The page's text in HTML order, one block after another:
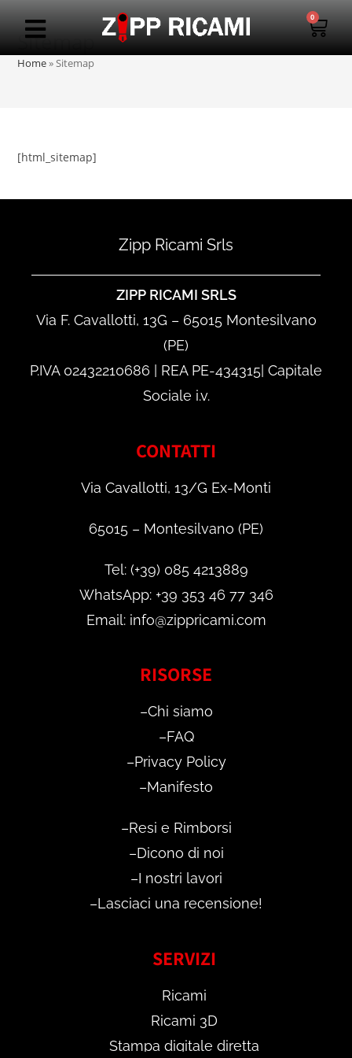
0
Sitemap
Home»Sitemap
[html_sitemap]
Zipp Ricami Srls
ZIPP RICAMI SRLS
Via F. Cavallotti, 13G – 65015 Montesilvano
(PE)
P.IVA 02432210686 | REA PE-434315| Capitale
Sociale i.v.
CONTATTI
Via Cavallotti, 13/G Ex-Monti
65015 – Montesilvano (PE)
Tel: (+39) 085 4213889
WhatsApp: +39 353 46 77 346
Email: info@zippricami.com
RISORSE
–Chi siamo
–FAQ
–Privacy Policy
–Manifesto
–Resi e Rimborsi
–Dicono di noi
–I nostri lavori
–Lasciaci una recensione!
SERVIZI
Ricami
Ricami 3D
Stampa digitale diretta